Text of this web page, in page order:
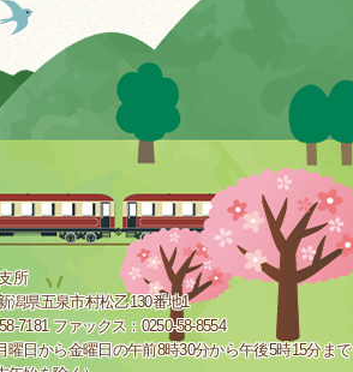
所
潟県五泉市村松乙130番地1
7181 ファックス：0250-58-8554
曜日から金曜日の午前8時30分から午後5時15分まで